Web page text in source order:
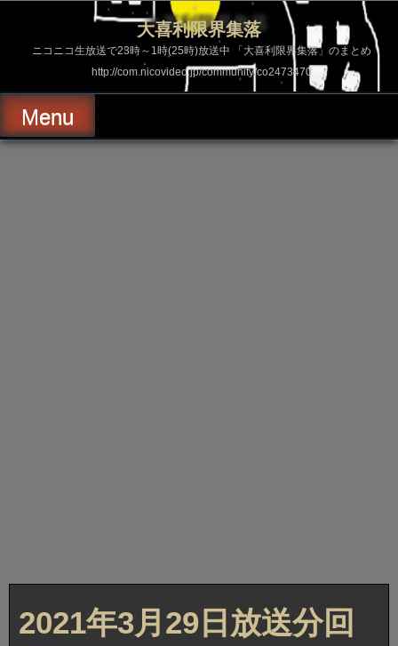
ス
ッ
プ
大喜利限界集落
ニコニコ生放送で23時～1時(25時)放送中 「大喜利限界集落」のまとめ
http://com.nicovideo.jp/community/co2473470
Menu
2021年3月29日放送分回